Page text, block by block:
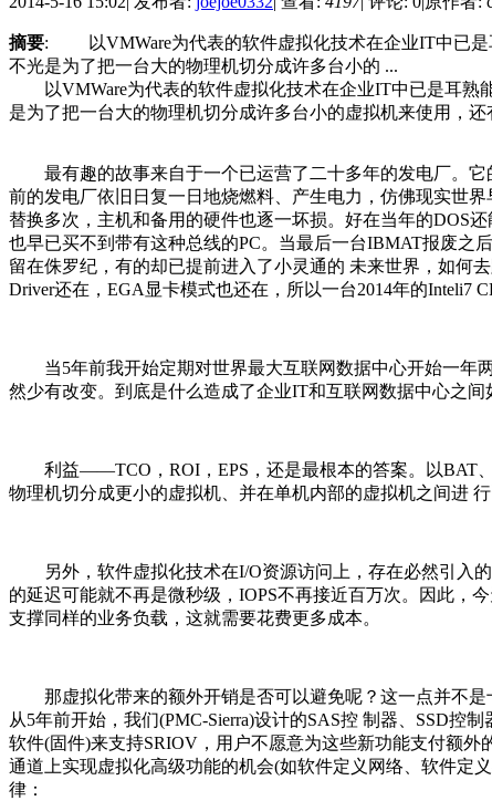
摘要: 以VMWare为代表的软件虚拟化技术在企业IT中已是
不光是为了把一台大的物理机切分成许多台小的 ...
以VMWare为代表的软件虚拟化技术在企业IT中已是耳熟
是为了把一台大的物理机切分成许多台小的虚拟机来使用，
最有趣的故事来自于一个已运营了二十多年的发电厂。它
前的发电厂依旧日复一日地烧燃料、产生电力，仿佛现实世
替换多次，主机和备用的硬件也逐一坏损。好在当年的DOS
也早已买不到带有这种总线的PC。当最后一台IBMAT报废之
留在侏罗纪，有的却已提前进入了小灵通的 未来世界，如何
Driver还在，EGA显卡模式也还在，所以一台2014年的Inteli7
当5年前我开始定期对世界最大互联网数据中心开始一年
然少有改变。到底是什么造成了企业IT和互联网数据中心之
利益——TCO，ROI，EPS，还是最根本的答案。以BAT、
物理机切分成更小的虚拟机、并在单机内部的虚拟机之间进
另外，软件虚拟化技术在I/O资源访问上，存在必然引入的
的延迟可能就不再是微秒级，IOPS不再接近百万次。因此，
支撑同样的业务负载，这就需要花费更多成本。
那虚拟化带来的额外开销是否可以避免呢？这一点并不是
从5年前开始，我们(PMC-Sierra)设计的SAS控 制器、SSD控制
软件(固件)来支持SRIOV，用户不愿意为这些新功能支付额
通道上实现虚拟化高级功能的机会(如软件定义网络、软件定义
律：